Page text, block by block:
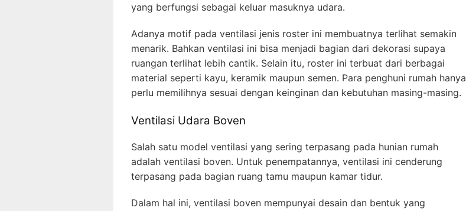
yang berfungsi sebagai keluar masuknya udara.
Adanya motif pada ventilasi jenis roster ini membuatnya terlihat semakin
menarik. Bahkan ventilasi ini bisa menjadi bagian dari dekorasi supaya
ruangan terlihat lebih cantik. Selain itu, roster ini terbuat dari berbagai
material seperti kayu, keramik maupun semen. Para penghuni rumah hanya
perlu memilihnya sesuai dengan keinginan dan kebutuhan masing-masing.
Ventilasi Udara Boven
Salah satu model ventilasi yang sering terpasang pada hunian rumah
adalah ventilasi boven. Untuk penempatannya, ventilasi ini cenderung
terpasang pada bagian ruang tamu maupun kamar tidur.
Dalam hal ini, ventilasi boven mempunyai desain dan bentuk yang